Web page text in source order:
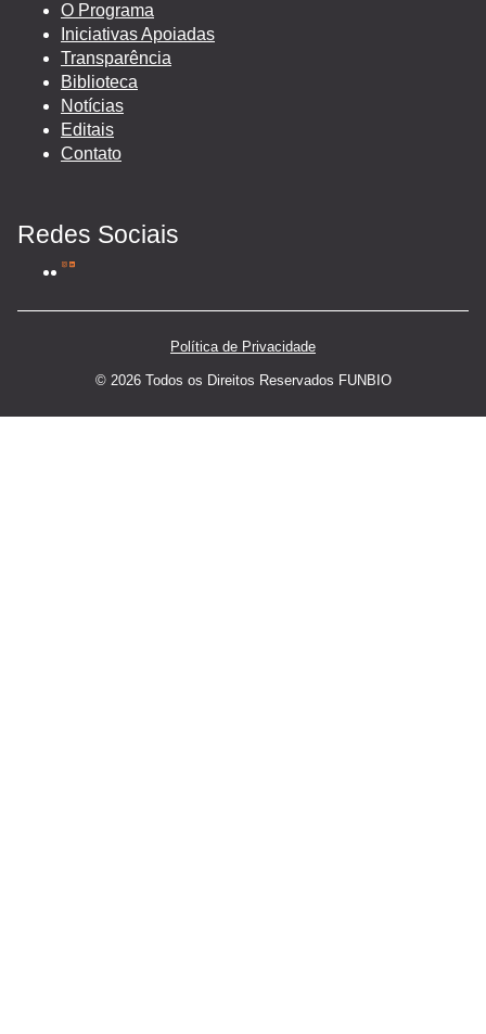
O Programa
Iniciativas Apoiadas
Transparência
Biblioteca
Notícias
Editais
Contato
Redes Sociais
Política de Privacidade
© 2026 Todos os Direitos Reservados FUNBIO